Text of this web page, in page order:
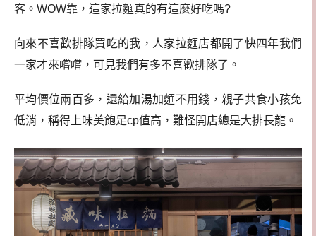
客。WOW靠，這家拉麵真的有這麼好吃嗎?
向來不喜歡排隊買吃的我，人家拉麵店都開了快四年我們
一家才來嚐嚐，可見我們有多不喜歡排隊了。
平均價位兩百多，還給加湯加麵不用錢，親子共食小孩免
低消，稱得上味美飽足cp值高，難怪開店總是大排長龍。